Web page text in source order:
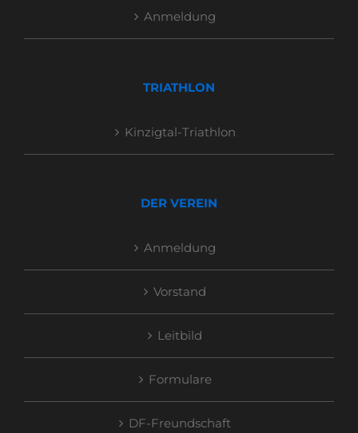
Anmeldung
TRIATHLON
Kinzigtal-Triathlon
DER VEREIN
Anmeldung
Vorstand
Leitbild
Formulare
DF-Freundschaft